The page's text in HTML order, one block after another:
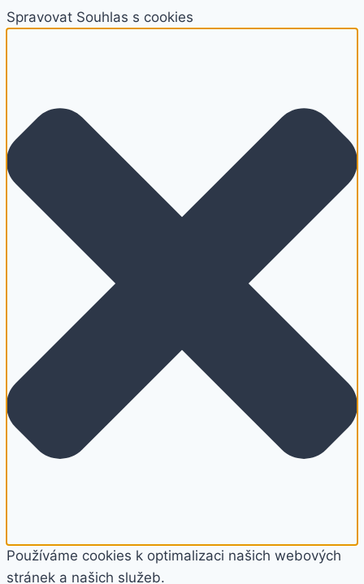
Spravovat Souhlas s cookies
Používáme cookies k optimalizaci našich webových
stránek a našich služeb.